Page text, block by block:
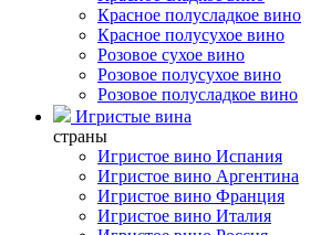
Красное полусладкое вино
Красное полусухое вино
Розовое сухое вино
Розовое полусухое вино
Розовое полусладкое вино
Игристые вина
страны
Игристое вино Испания
Игристое вино Аргентина
Игристое вино Франция
Игристое вино Италия